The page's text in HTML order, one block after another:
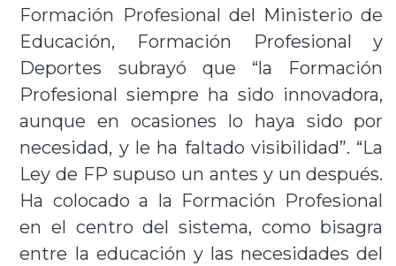
Formación Profesional del Ministerio de
Educación, Formación Profesional y
Deportes subrayó que “la Formación
Profesional siempre ha sido innovadora,
aunque en ocasiones lo haya sido por
necesidad, y le ha faltado visibilidad”. “La
Ley de FP supuso un antes y un después.
Ha colocado a la Formación Profesional
en el centro del sistema, como bisagra
entre la educación y las necesidades del